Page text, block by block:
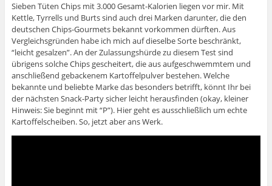
Sieben Tüten Chips mit 3.000 Gesamt-Kalorien liegen vor mir. Mit
Kettle, Tyrrells und Burts sind auch drei Marken darunter, die den
deutschen Chips-Gourmets bekannt vorkommen dürften. Aus
Vergleichsgründen habe ich mich auf dieselbe Sorte beschränkt,
“leicht gesalzen”. An der Zulassungshürde zu diesem Test sind
übrigens solche Chips gescheitert, die aus aufgeschwemmtem und
anschließend gebackenem Kartoffelpulver bestehen. Welche
bekannte und beliebte Marke das besonders betrifft, könnt Ihr bei
der nächsten Snack-Party sicher leicht herausfinden (okay, kleiner
Hinweis: Sie beginnt mit “P”). Hier geht es ausschließlich um echte
Kartoffelscheiben. So, jetzt aber ans Werk.